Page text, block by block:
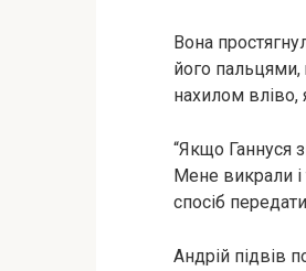
Вона
його пальцями,
нахилом вліво,
“Якщо Ганнуся
Мене викрали
спосіб
Андрій підвів